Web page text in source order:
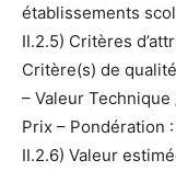
établissements
II.2.5) Critères
Critère(s) de
– Valeur
Prix – Pondération
II.2.6) Valeur